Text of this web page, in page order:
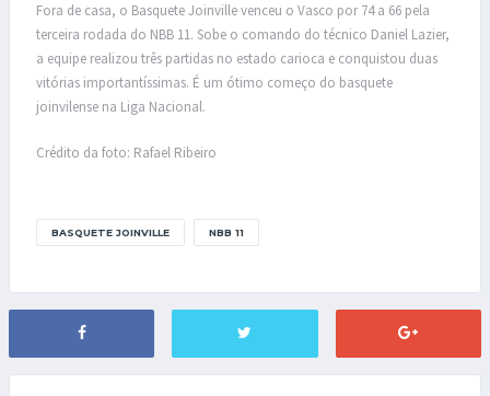
Fora de casa, o Basquete Joinville venceu o Vasco por 74 a 66 pela
terceira rodada do NBB 11. Sobe o comando do técnico Daniel Lazier,
a equipe realizou três partidas no estado carioca e conquistou duas
vitórias importantíssimas. É um ótimo começo do basquete
joinvilense na Liga Nacional.
Crédito da foto: Rafael Ribeiro
BASQUETE JOINVILLE NBB 11